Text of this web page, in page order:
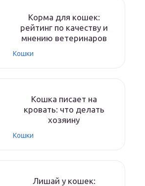
Корма для кошек:
рейтинг по качеству и
мнению ветеринаров
Кошки
Кошка писает на
кровать: что делать
хозяину
Кошки
Лишай у кошек: